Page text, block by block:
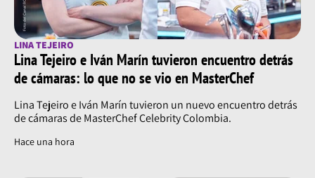
LINA TEJEIRO
Lina Tejeiro e Iván Marín tuvieron encuentro detrás
de cámaras: lo que no se vio en MasterChef
Lina Tejeiro e Iván Marín tuvieron un nuevo encuentro detrás
de cámaras de MasterChef Celebrity Colombia.
Hace una hora